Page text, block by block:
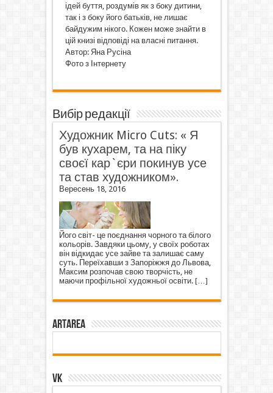
ідей буття, роздумів як з боку дитини,
так і з боку його батьків, не лишає
байдужим нікого. Кожен може знайти в
цій книзі відповіді на власні питання.
Автор: Яна Русіна
Фото з Інтернету
Вибір редакції
Художник Micro Cuts: « Я
був кухарем, та на піку
своєї кар`єри покинув усе
та став художником».
Вересень 18, 2016
Його світ- це поєднання чорного та білого
кольорів. Завдяки цьому, у своїх роботах
він відкидає усе зайве та залишає саму
суть. Переїхавши з Запоріжжя до Львова,
Максим розпочав свою творчість, не
маючи профільної художньої освіти. […]
ArtArea
VK